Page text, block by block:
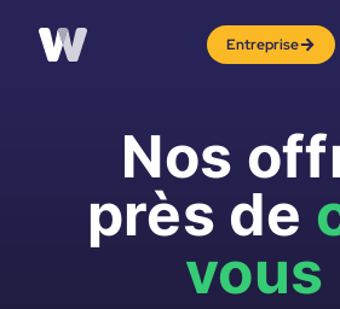
Entreprise
Nos
près de
vous